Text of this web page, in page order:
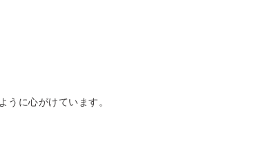
に心がけています。